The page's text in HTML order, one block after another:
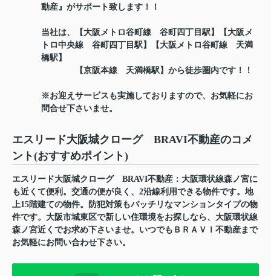
動産』がサポート致します！！
当社は、【大阪メトロ谷町線 谷町四丁目駅】【大阪メ
トロ中央線 谷町四丁目駅】【大阪メトロ谷町線 天満
橋駅】
【京阪本線 天満橋駅】から徒歩圏内です！！
※お迎えサービスも実施しておりますので、お気軽にお
問合せ下さいませ。
エスリード大阪城クローグ BRAVI不動産のコメ
ント(おすすめポイント)
エスリード大阪城クローグ BRAVI不動産：大阪環状線森ノ宮に
も近くて便利。交通の便が良く、2沿線利用できる物件です。地
上15階建ての物件。防犯対策もバッチリなマンションタイプの物
件です。大阪市城東区で新しい住環境をお探しなら、大阪環状線
森ノ宮近くでお求め下さいませ。いつでもＢＲＡＶＩ不動産まで
お気軽にお問い合わせ下さい。